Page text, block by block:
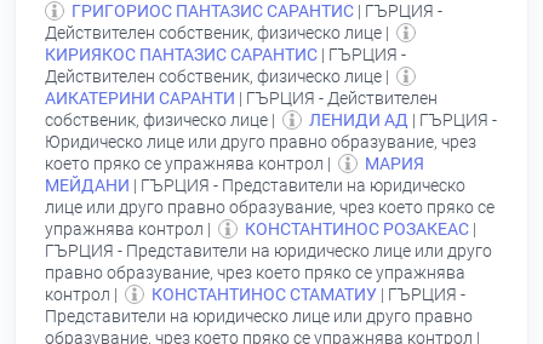
ГРИГОРИОС ПАНТАЗИС САРАНТИС | ГЪРЦИЯ -
Действителен собственик, физическо лице |
КИРИЯКОС ПАНТАЗИС САРАНТИС | ГЪРЦИЯ -
Действителен собственик, физическо лице |
АИКАТЕРИНИ САРАНТИ | ГЪРЦИЯ - Действителен
собственик, физическо лице |
ЛЕНИДИ АД | ГЪРЦИЯ -
Юридическо лице или друго правно образувание, чрез
което пряко се упражнява контрол |
МАРИЯ
МЕЙДАНИ | ГЪРЦИЯ - Представители на юридическо
лице или друго правно образувание, чрез което пряко се
упражнява контрол |
КОНСТАНТИНОС РОЗАКЕАС |
ГЪРЦИЯ - Представители на юридическо лице или друго
правно образувание, чрез което пряко се упражнява
контрол |
КОНСТАНТИНОС СТАМАТИУ | ГЪРЦИЯ -
Представители на юридическо лице или друго правно
образувание, чрез което пряко се упражнява контрол |